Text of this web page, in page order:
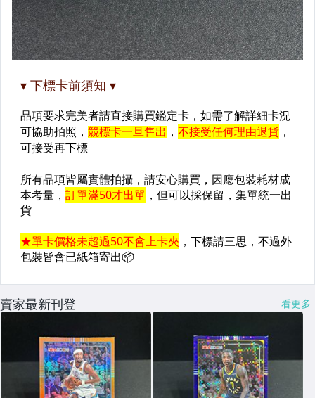
賣家最新刊登 看更多